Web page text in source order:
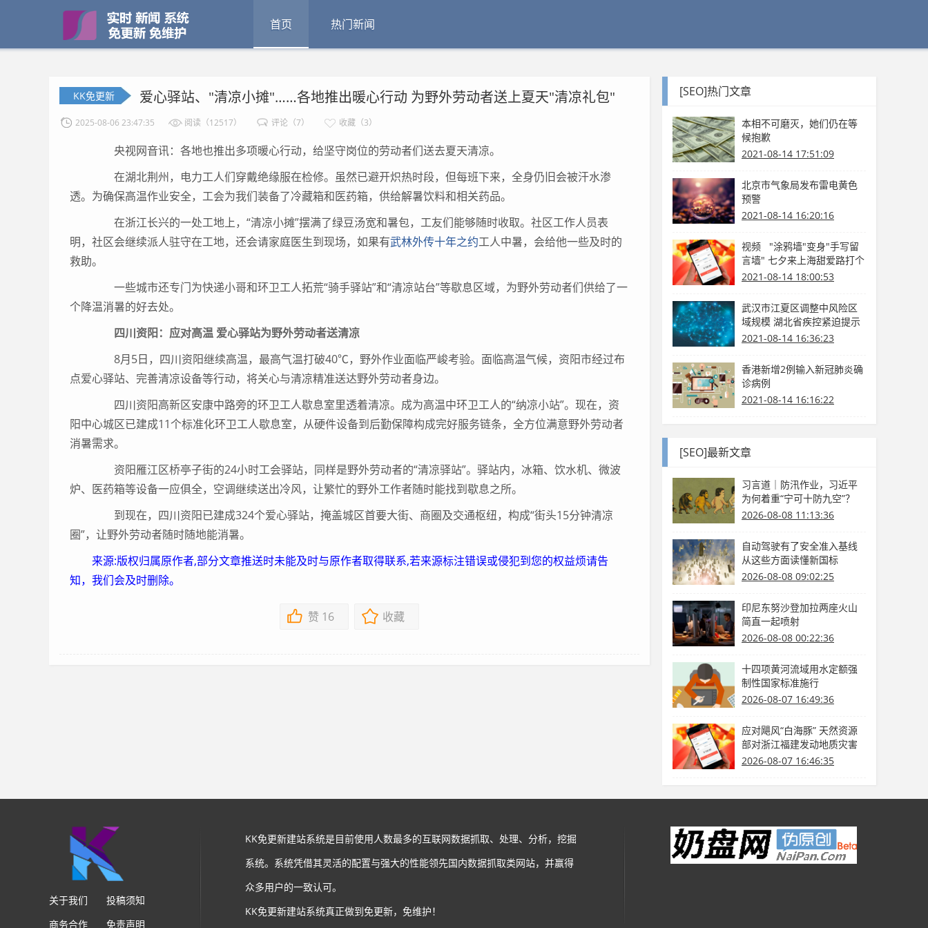
首页 热门新闻
KK免更新 爱心驿站、"清凉小摊"……各地推出暖心行动 为野外劳动者送上夏天"清凉礼包"
2025-08-06 23:47:35 阅读（12517） 评论（7） 收藏（3）
央视网音讯：各地也推出多项暖心行动，给坚守岗位的劳动者们送去夏天清凉。
在湖北荆州，电力工人们穿戴绝缘服在检修。虽然已避开炽热时段，但每班下来，全身仍旧会被汗水渗
透。为确保高温作业安全，工会为我们装备了冷藏箱和医药箱，供给解暑饮料和相关药品。
在浙江长兴的一处工地上，“清凉小摊”摆满了绿豆汤宽和暑包，工友们能够随时收取。社区工作人员表
明，社区会继续派人驻守在工地，还会请家庭医生到现场，如果有武林外传十年之约工人中暑，会给他一些及时的
救助。
一些城市还专门为快递小哥和环卫工人拓荒“骑手驿站”和“清凉站台”等歇息区域，为野外劳动者们供给了一
个降温消暑的好去处。
四川资阳：应对高温 爱心驿站为野外劳动者送清凉
8月5日，四川资阳继续高温，最高气温打破40℃，野外作业面临严峻考验。面临高温气候，资阳市经过布
点爱心驿站、完善清凉设备等行动，将关心与清凉精准送达野外劳动者身边。
四川资阳高新区安康中路旁的环卫工人歇息室里透着清凉。成为高温中环卫工人的“纳凉小站”。现在，资
阳中心城区已建成11个标准化环卫工人歇息室，从硬件设备到后勤保障构成完好服务链条，全方位满意野外劳动者
消暑需求。
资阳雁江区桥亭子街的24小时工会驿站，同样是野外劳动者的“清凉驿站”。驿站内，冰箱、饮水机、微波
炉、医药箱等设备一应俱全，空调继续送出冷风，让繁忙的野外工作者随时能找到歇息之所。
到现在，四川资阳已建成324个爱心驿站，掩盖城区首要大街、商圈及交通枢纽，构成“街头15分钟清凉
圈”，让野外劳动者随时随地能消暑。
来源:版权归属原作者,部分文章推送时未能及时与原作者取得联系,若来源标注错误或侵犯到您的权益烦请告
知，我们会及时删除。
赞 16 收藏
[SEO]热门文章
本相不可磨灭，她们仍在等
候抱歉
2021-08-14 17:51:09
北京市气象局发布雷电黄色
预警
2021-08-14 16:20:16
视频 "涂鸦墙"变身"手写留
言墙" 七夕来上海甜爱路打个
卡吧
2021-08-14 18:00:53
武汉市江夏区调整中风险区
域规模 湖北省疾控紧迫提示
2021-08-14 16:36:23
香港新增2例输入新冠肺炎确
诊病例
2021-08-14 16:16:22
[SEO]最新文章
习言道｜防汛作业，习近平
为何着重“宁可十防九空”？
2026-08-08 11:13:36
自动驾驶有了安全准入基线
从这些方面读懂新国标
2026-08-08 09:02:25
印尼东努沙登加拉两座火山
简直一起喷射
2026-08-08 00:22:36
十四项黄河流域用水定额强
制性国家标准施行
2026-08-07 16:49:36
应对飓风“白海豚” 天然资源
部对浙江福建发动地质灾害
防护Ⅳ级呼应
2026-08-07 16:46:35
关于我们
投稿须知
商务合作
免责声明
KK免更新建站系统是目前使用人数最多的互联网数据抓取、处理、分析，挖掘
系统。系统凭借其灵活的配置与强大的性能领先国内数据抓取类网站，并赢得
众多用户的一致认可。
KK免更新建站系统真正做到免更新，免维护！